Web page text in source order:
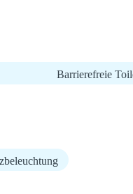
Barrierefreie